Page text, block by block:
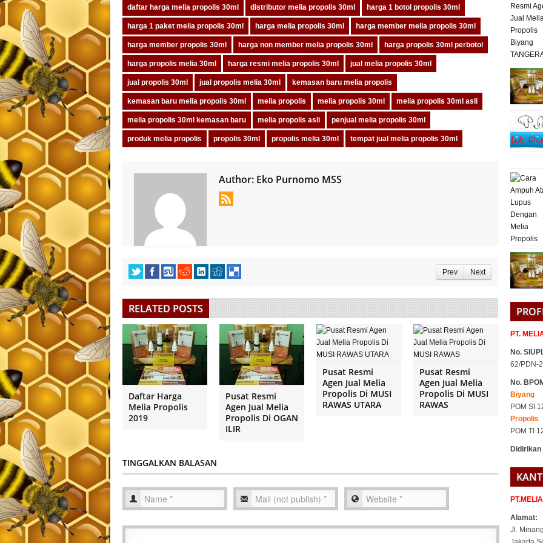
daftar harga melia propolis 30ml distributor melia propolis 30ml harga 1 botol propolis 30ml
harga 1 paket melia propolis 30ml harga melia propolis 30ml harga member melia propolis 30ml
harga member propolis 30ml harga non member melia propolis 30ml harga propolis 30ml perbotol
harga propolis melia 30ml harga resmi melia propolis 30ml jual melia propolis 30ml
jual propolis 30ml jual propolis melia 30ml kemasan baru melia propolis
kemasan baru melia propolis 30ml melia propolis melia propolis 30ml melia propolis 30ml asli
melia propolis 30ml kemasan baru melia propolis asli penjual melia propolis 30ml
produk melia propolis propolis 30ml propolis melia 30ml tempat jual melia propolis 30ml
Author: Eko Purnomo MSS
Prev Next
RELATED POSTS
Daftar Harga
Melia Propolis
2019
Pusat Resmi
Agen Jual Melia
Propolis Di OGAN
ILIR
Pusat Resmi
Agen Jual Melia
Propolis Di MUSI
RAWAS UTARA
Pusat Resmi
Agen Jual Melia
Propolis Di MUSI
RAWAS
TINGGALKAN BALASAN
PT.
No.
62/PDN-
No.
Biyang
POM SI
Propolis
POM TI
Didirikan
Alamat:
Jl.